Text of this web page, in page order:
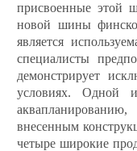
присвоенные этой
новой шины
является
специалисты
демонстрирует
условиях. Одной
внесенным
четыре широкие